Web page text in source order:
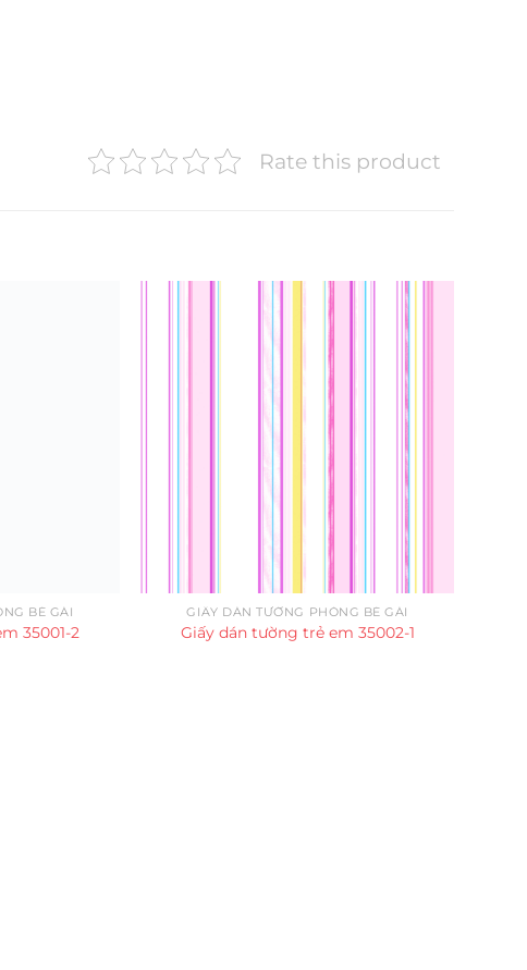
Rate this product
BÉ GÁI
35001-2
GIẤY DÁN TƯỜNG PHÒNG BÉ GÁI
Giấy dán tường trẻ em 35002-1